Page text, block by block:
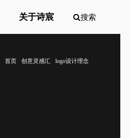
关于诗宸 搜索
首页 创意灵感汇
logo设计理念